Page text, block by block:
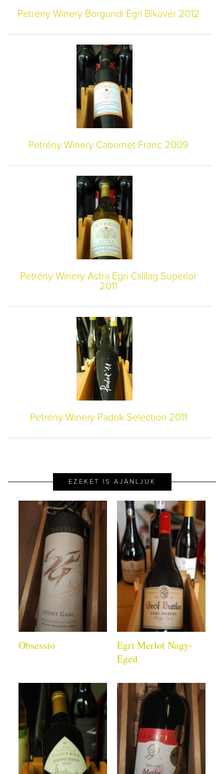
Petrény Winery Borgundi Egri Bikavér 2012
Petrény Winery Cabernet Franc 2009
Petrény Winery Astra Egri Csillag Superior
2011
Petrény Winery Padok Selection 2011
EZEKET IS AJÁNLJUK
Obsessio
Egri Merlot Nagy-
Eged